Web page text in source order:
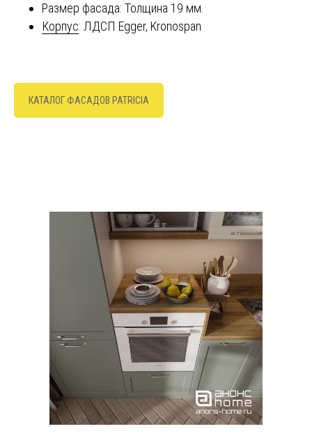
Размер фасада: Толщина 19 мм.
Корпус: ЛДСП Egger, Kronospan
КАТАЛОГ ФАСАДОВ PATRICIA